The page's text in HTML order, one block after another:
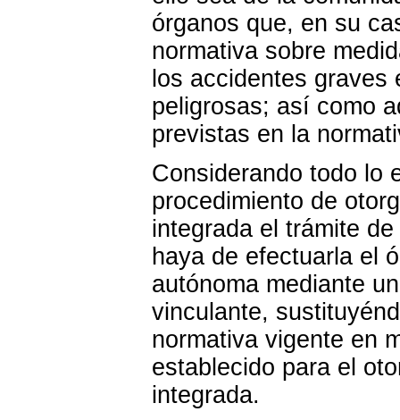
órganos que, en su
normativa sobre
los accidentes
peligrosas; así como
previstas en la
Considerando todo lo
procedimiento de
integrada el trámite
haya de efectuarla el
autónoma mediante
vinculante,
normativa vigente en
establecido para el
integrada.